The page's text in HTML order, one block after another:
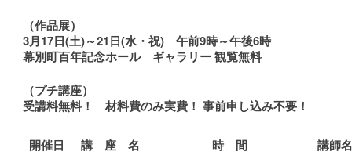
（作品展）
3月17日(土)～21日(水・祝) 午前9時～午後6時
幕別町百年記念ホール ギャラリー 観覧無料
（プチ講座）
受講料無料！
材料費のみ実費！ 事前申し込み不要！
開催日 講 座 名 時 間
講師